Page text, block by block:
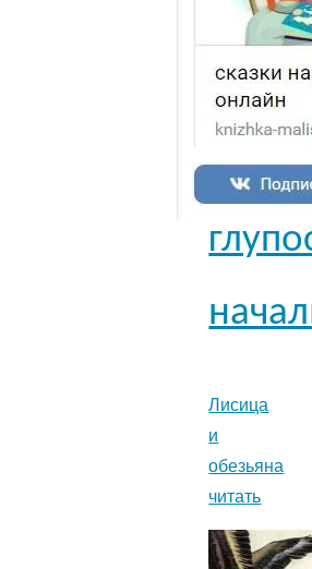
Л.Н.
Басня
про
Лисица
и
обезьяна
читать